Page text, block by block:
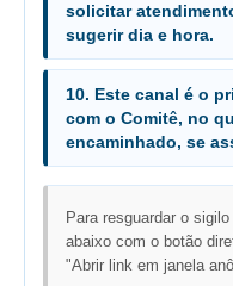
Gestão de Riscos
Laboratório de
Assessoria de
Sites Institucionais
Centro de Memória
Educação a
solicitar
sugerir dia e hora.
10. Este canal é o
com o Comitê, no
encaminhado, se
Para resguardar o
abaixo com o botão
"Abrir link em janela